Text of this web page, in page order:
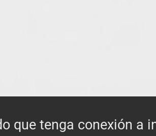
que tenga conexión a